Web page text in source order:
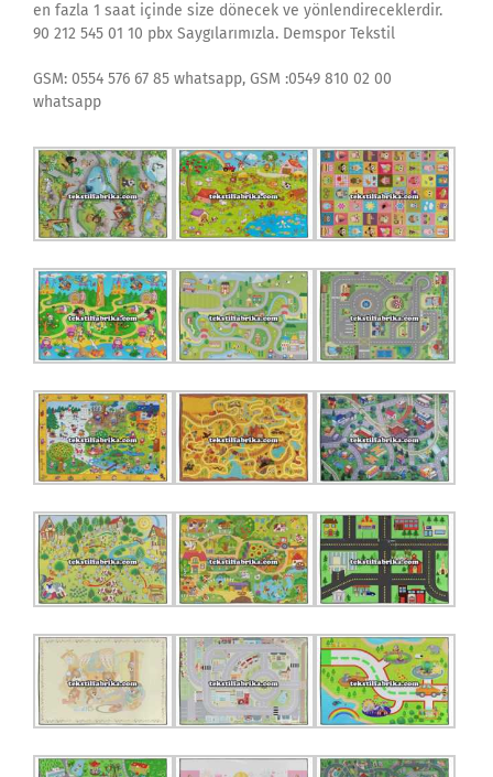
en fazla 1 saat içinde size dönecek ve yönlendireceklerdir.
90 212 545 01 10 pbx Saygılarımızla. Demspor Tekstil
GSM: 0554 576 67 85 whatsapp, GSM :0549 810 02 00
whatsapp